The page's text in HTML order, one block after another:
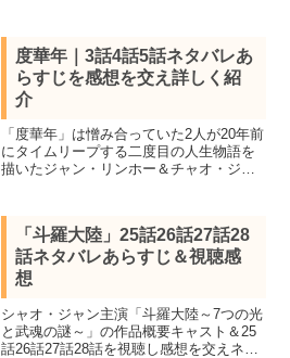
す、シルクの街と宮廷が舞台の華麗なる
冒険ロマンス史劇
度華年｜3話4話5話ネタバレあ
らすじを感想を交え詳しく紹
介
「度華年」は憎み合っていた2人が20年前
にタイムリープする二度目の人生物語を
描いたジャン・リンホー＆チャオ・ジン
話ネタバレ感想を詳しく紹介します。
「斗羅大陸」25話26話27話28
話ネタバレあらすじ＆視聴感
想
シャオ・ジャン主演「斗羅大陸～7つの光
と武魂の謎～」の作品概要キャスト＆25
話26話27話28話を視聴し感想を交えネタ